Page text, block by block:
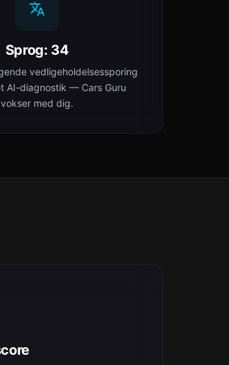
Sprog: 34
vedligeholdelsessporing
AI-diagnostik — Cars Guru
vokser med dig.